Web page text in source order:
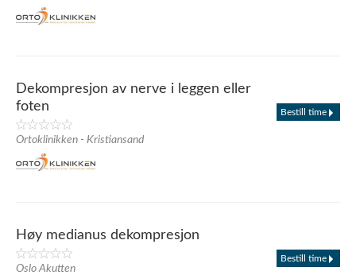
Dekompresjon av nerve i leggen eller
foten
Ortoklinikken - Kristiansand
Bestill time
Høy medianus dekompresjon
Oslo Akutten
Bestill time